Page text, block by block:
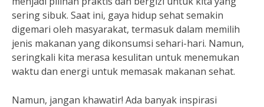
sering sibuk. Saat ini, gaya hidup sehat semakin
digemari oleh masyarakat, termasuk dalam memilih
jenis makanan yang dikonsumsi sehari-hari. Namun,
seringkali kita merasa kesulitan untuk menemukan
waktu dan energi untuk memasak makanan sehat.
Namun, jangan khawatir! Ada banyak inspirasi